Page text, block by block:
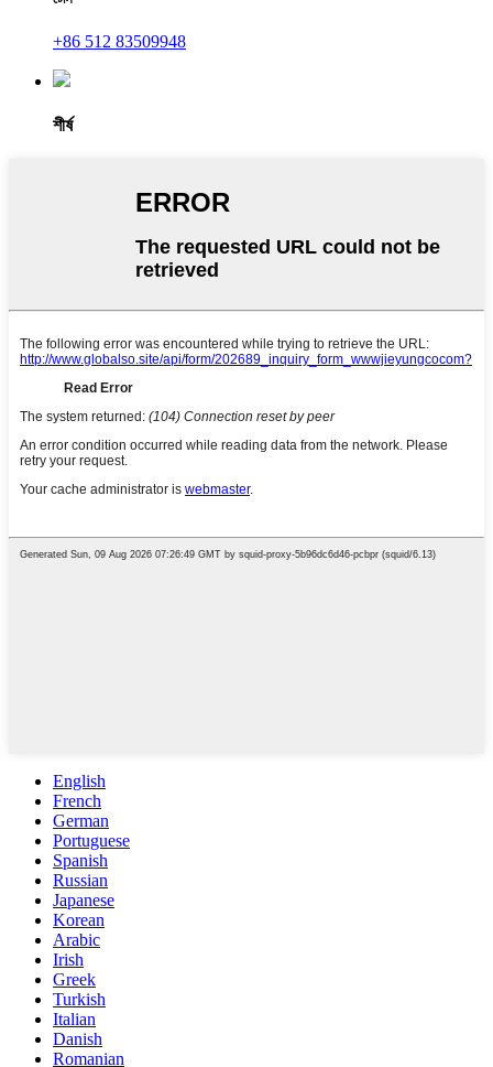
+86 512 83509948
শীর্ষ
English
French
German
Portuguese
Spanish
Russian
Japanese
Korean
Arabic
Irish
Greek
Turkish
Italian
Danish
Romanian